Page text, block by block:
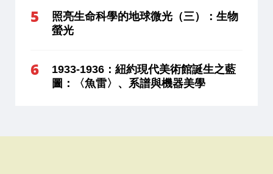
照亮生命科學的地球微光（三）：生物
螢光
1933-1936：紐約現代美術館誕生之藍
圖：〈魚雷〉、系譜與機器美學